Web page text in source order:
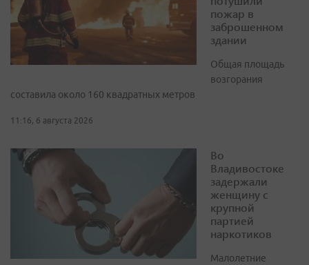
пожар в
заброшенном
здании
Общая площадь
возгорания
составила около 160 квадратных метров
11:16, 6 августа 2026
Во
Владивостоке
задержали
женщину с
крупной
партией
наркотиков
Малолетние